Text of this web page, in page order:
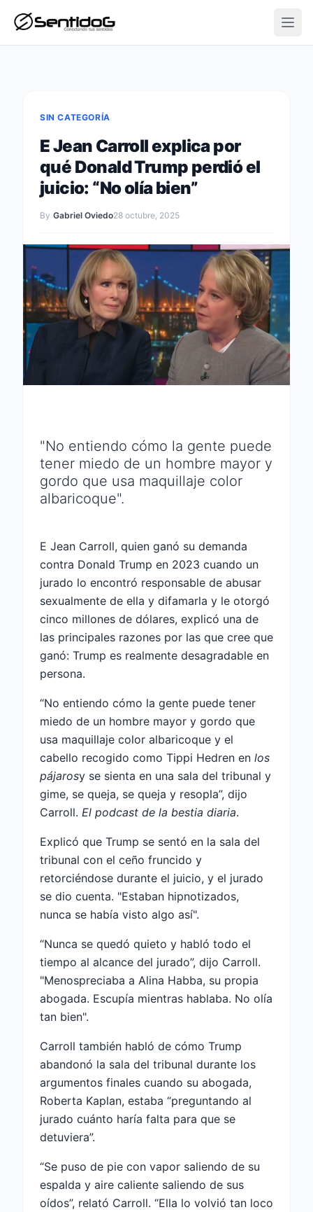
SIN CATEGORÍA
E Jean Carroll explica por
qué Donald Trump perdió el
juicio: “No olía bien”
By Gabriel Oviedo28 octubre, 2025
"No entiendo cómo la gente puede
tener miedo de un hombre mayor y
gordo que usa maquillaje color
albaricoque".
E Jean Carroll, quien ganó su demanda
contra Donald Trump en 2023 cuando un
jurado lo encontró responsable de abusar
sexualmente de ella y difamarla y le otorgó
cinco millones de dólares, explicó una de
las principales razones por las que cree que
ganó: Trump es realmente desagradable en
persona.
“No entiendo cómo la gente puede tener
miedo de un hombre mayor y gordo que
usa maquillaje color albaricoque y el
cabello recogido como Tippi Hedren en los
pájarosy se sienta en una sala del tribunal y
gime, se queja, se queja y resopla”, dijo
Carroll. El podcast de la bestia diaria.
Explicó que Trump se sentó en la sala del
tribunal con el ceño fruncido y
retorciéndose durante el juicio, y el jurado
se dio cuenta. "Estaban hipnotizados,
nunca se había visto algo así".
“Nunca se quedó quieto y habló todo el
tiempo al alcance del jurado”, dijo Carroll.
"Menospreciaba a Alina Habba, su propia
abogada. Escupía mientras hablaba. No olía
tan bien".
Carroll también habló de cómo Trump
abandonó la sala del tribunal durante los
argumentos finales cuando su abogada,
Roberta Kaplan, estaba “preguntando al
jurado cuánto haría falta para que se
detuviera”.
“Se puso de pie con vapor saliendo de su
espalda y aire caliente saliendo de sus
oídos”, relató Carroll. “Ella lo volvió tan loco